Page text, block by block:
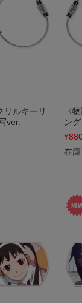
リルキーリ
ver.
〈
ン
在